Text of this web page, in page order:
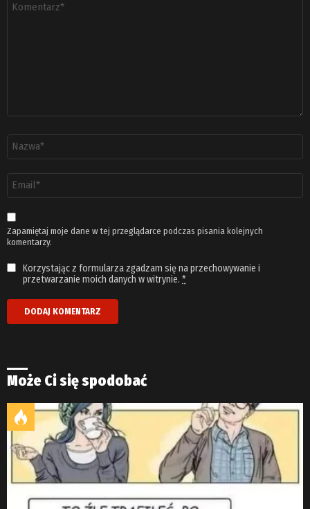
email
*
Zapamiętaj moje dane w tej przeglądarce podczas pisania kolejnych
komentarzy.
Korzystając z formularza zgadzam się na przechowywanie i
przetwarzanie moich danych w witrynie. *
Może Ci się spodobać